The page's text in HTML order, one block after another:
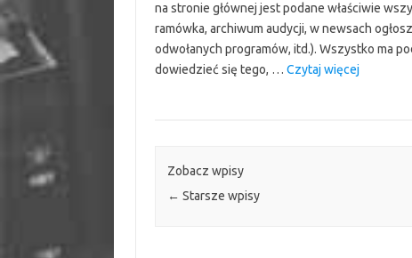
na stronie głównej jest podane właściwie
ramówka, archiwum audycji, w newsach
odwołanych programów, itd.). Wszystko ma
dowiedzieć się tego, … Czytaj więcej“Co
Zobacz wpisy
← Starsze wpisy